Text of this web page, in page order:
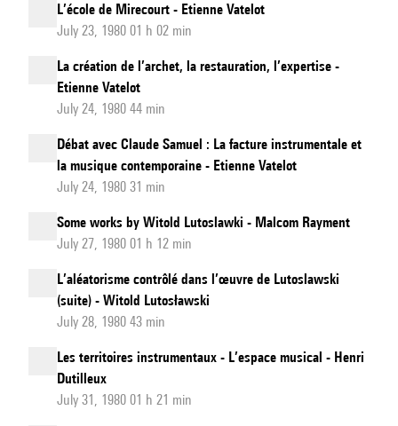
L’école de Mirecourt - Etienne Vatelot
July 23, 1980 01 h 02 min
La création de l’archet, la restauration, l’expertise -
Etienne Vatelot
July 24, 1980 44 min
Débat avec Claude Samuel : La facture instrumentale et
la musique contemporaine - Etienne Vatelot
July 24, 1980 31 min
Some works by Witold Lutoslawki - Malcom Rayment
July 27, 1980 01 h 12 min
L’aléatorisme contrôlé dans l’œuvre de Lutoslawski
(suite) - Witold Lutosławski
July 28, 1980 43 min
Les territoires instrumentaux - L’espace musical - Henri
Dutilleux
July 31, 1980 01 h 21 min